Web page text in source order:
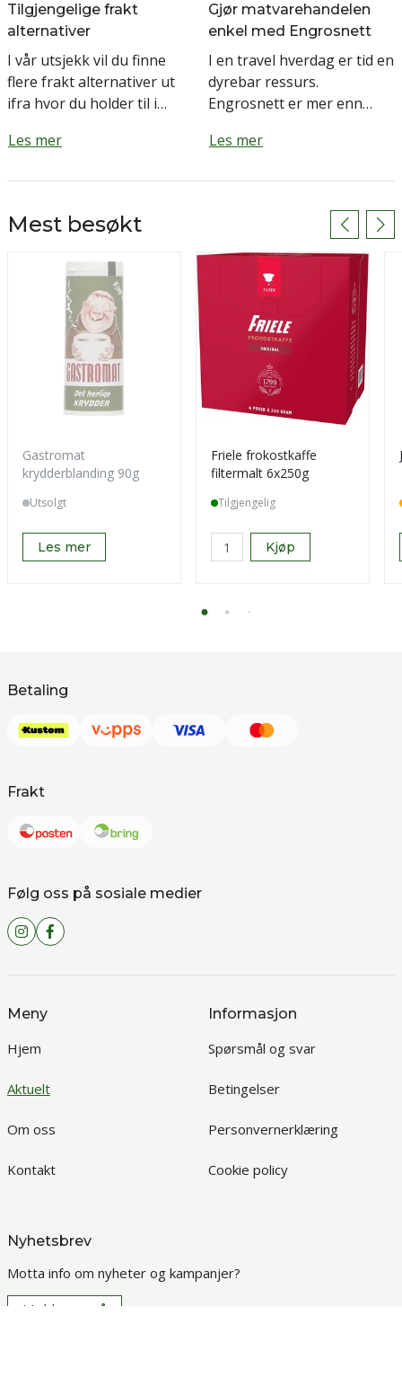
Tilgjengelige frakt
alternativer
I vår utsjekk vil du finne
flere frakt alternativer ut
ifra hvor du holder til i
steder har mulighet for
Les mer
Gjør matvarehandelen
enkel med Engrosnett
I en travel hverdag er tid en
dyrebar ressurs.
Engrosnett er mer enn
din partner i hverdagen. Vi
Les mer
Mest besøkt
Gastromat
krydderblanding 90g
Utsolgt
Les mer
Friele frokostkaffe
filtermalt 6x250g
Tilgjengelig
Kjøp
Betaling
Frakt
Følg oss på sosiale medier
Meny
Hjem
Aktuelt
Om oss
Kontakt
Informasjon
Spørsmål og svar
Betingelser
Personvernerklæring
Cookie policy
Nyhetsbrev
Motta info om nyheter og kampanjer?
Meld meg på